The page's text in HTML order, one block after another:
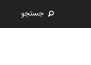
جستجو